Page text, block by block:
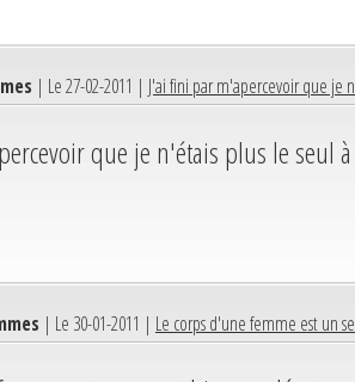
| Le 27-02-2011 | J'ai fini par m'apercevoir que je
que je n'étais plus le seul
| Le 30-01-2011 | Le corps d'une femme est un